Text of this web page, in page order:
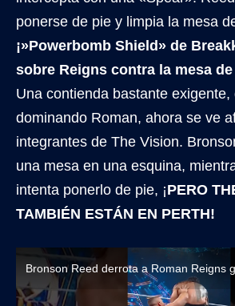
ponerse de pie y limpia la mesa
¡»Powerbomb Shield» de
sobre Reigns contra la mesa
Una contienda bastante exigente,
dominando Roman, ahora se ve
integrantes de The Vision.
una mesa en una esquina,
intenta ponerlo de pie, ¡PERO
TAMBIÉN ESTÁN EN PERTH!